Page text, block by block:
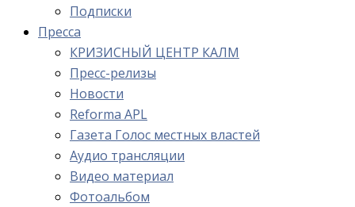
Подписки
Пресса
КРИЗИСНЫЙ ЦЕНТР КАЛМ
Пресс-релизы
Новости
Reforma APL
Газета Голос местных властей
Аудио трансляции
Видео материал
Фотоальбом